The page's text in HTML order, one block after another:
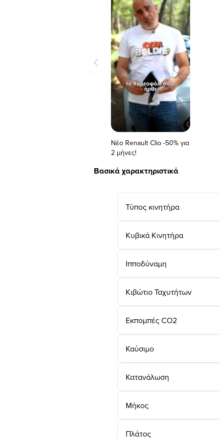
Νέο Renault Clio -50% για
2 μήνες!
Βασικά χαρακτηριστικά
Τύπος κινητήρα
Κυβικά Κινητήρα
Ιπποδύναμη
Κιβώτιο Ταχυτήτων
Εκπομπές CO2
Καύσιμο
Κατανάλωση
Μήκος
Πλάτος